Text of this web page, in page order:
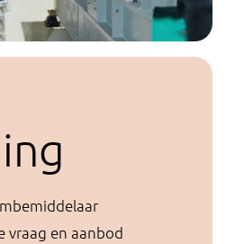
vraag en aanbod